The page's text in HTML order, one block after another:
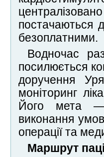
постачаються
безоплатними.
Водночас
посилюється
доручення
моніторинг
Його мета —
виконання
операції та
Маршрут